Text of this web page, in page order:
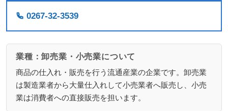
0267-32-3539
業種：卸売業・小売業について
商品の仕入れ・販売を行う流通産業の企業です。卸売業
は製造業者から大量仕入れして小売業者へ販売し、小売
業は消費者への直接販売を担います。